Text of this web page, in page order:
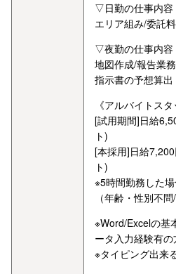
▽日勤の仕事内容
エリア組み/委託
▽夜勤の仕事内容
地図作成/報告業
指示書の予想算出
《アルバイトス
[試用期間]日給
ト)
[本採用]日給
ト)
※5時間勤務した
（年齢・性別不
※Word/Excelの基
ータ入力経験有
※タイピング出来